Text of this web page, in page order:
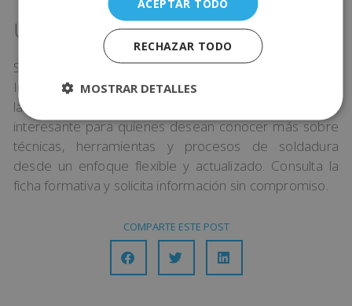
Una opción para seguir aprendiendo
Si quieres seguir aprendiendo sobre este tema, en
Inenka puedes encontrar información relacionada con
la
. Es una alternativa
interesante para quienes desean conocer más sobre
técnicas, herramientas y procesos de soldadura
desde un enfoque flexible y actualizado. Consulta la
ficha formativa y solicita información sin compromiso.
COMPARTE ESTE POST
RECHAZAR TODO
MOSTRAR DETALLES